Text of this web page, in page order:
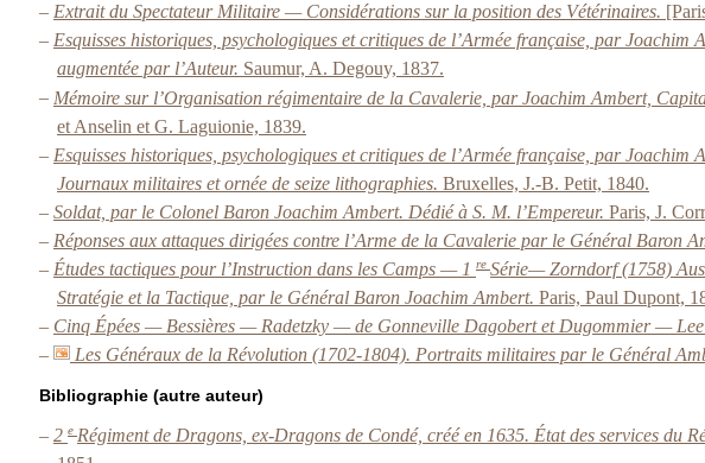
– Extrait du Spectateur Militaire — Considérations sur la position des Vétérinaires.
– Esquisses historiques, psychologiques et critiques de l’Armée française, par
augmentée par l’Auteur. Saumur, A. Degouy, 1837.
– Mémoire sur l’Organisation régimentaire de la Cavalerie, par Joachim Ambert,
et Anselin et G. Laguionie, 1839.
– Esquisses historiques, psychologiques et critiques de l’Armée française, par
Journaux militaires et ornée de seize lithographies. Bruxelles, J.-B. Petit, 1840.
– Soldat, par le Colonel Baron Joachim Ambert. Dédié à S. M. l’Empereur. Paris, J.
– Réponses aux attaques dirigées contre l’Arme de la Cavalerie par le Général Baron
– Études tactiques pour l’Instruction dans les Camps — 1 re Série— Zorndorf (1758)
Stratégie et la Tactique, par le Général Baron Joachim Ambert. Paris, Paul Dupont,
– Cinq Épées — Bessières — Radetzky — de Gonneville Dagobert et Dugommier —
–
Les Généraux de la Révolution (1702-1804). Portraits militaires par le Général
Bibliographie (autre auteur)
– 2 e Régiment de Dragons, ex-Dragons de Condé, créé en 1635. État des services du